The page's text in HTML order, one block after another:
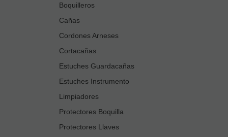
Boquilleros
Cañas
Cordones Arneses
Cortacañas
Estuches Guardacañas
Estuches Instrumento
Limpiadores
Protectores Boquilla
Protectores Llaves